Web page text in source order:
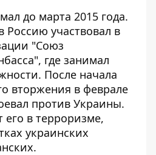
до марта 2015 года.
участвовал в
"Союз
где занимал
После начала
вторжения в феврале
против Украины.
его в терроризме,
украинских